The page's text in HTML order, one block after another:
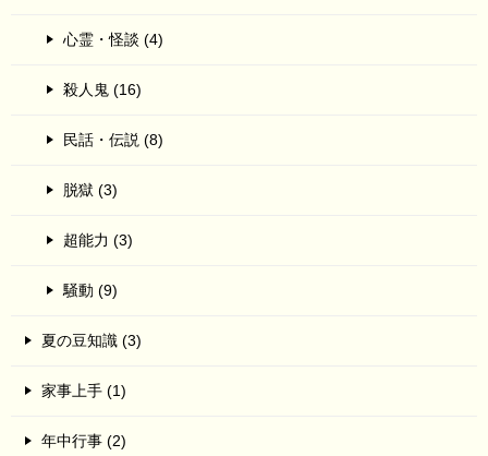
心霊・怪談 (4)
殺人鬼 (16)
民話・伝説 (8)
脱獄 (3)
超能力 (3)
騒動 (9)
夏の豆知識 (3)
家事上手 (1)
年中行事 (2)